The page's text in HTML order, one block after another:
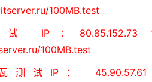
100MB.test
IP：80.85.152.73
100MB.test
测试IP：